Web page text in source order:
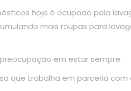
hoje é ocupado pela
mais roupas para
em estar sempre.
que trabalha em parceria